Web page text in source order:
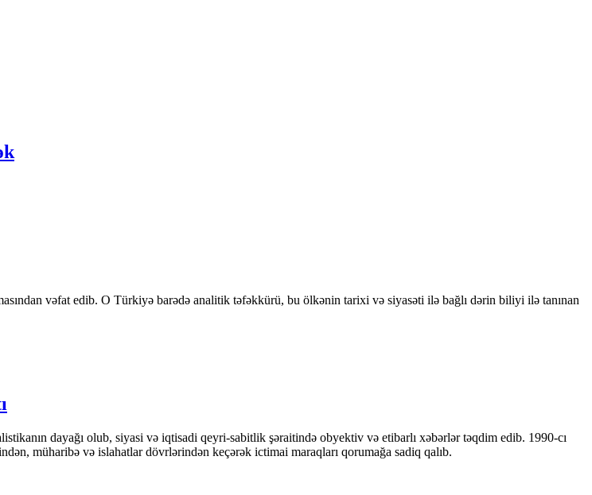
vəfat edib. O Türkiyə barədə analitik təfəkkürü, bu ölkənin tarixi və siyasəti ilə bağlı dərin biliyi ilə tanınan
dayağı olub, siyasi və iqtisadi qeyri-sabitlik şəraitində obyektiv və etibarlı xəbərlər təqdim edib. 1990-cı
müharibə və islahatlar dövrlərindən keçərək ictimai maraqları qorumağa sadiq qalıb.